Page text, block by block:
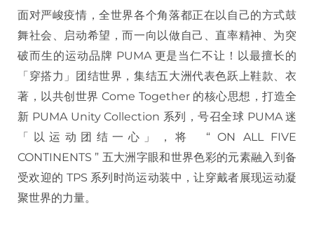
面对严峻疫情，全世界各个角落都正在以自己的方式鼓
舞社会、启动希望，而一向以做自己、直率精神、为突
破而生的运动品牌 PUMA 更是当仁不让！以最擅长的
「穿搭力」团结世界，集结五大洲代表色跃上鞋款、衣
著，以共创世界 Come Together 的核心思想，打造全
新 PUMA Unity Collection 系列，号召全球 PUMA 迷
「以运动团结一心」，将 “ ON ALL FIVE
CONTINENTS ” 五大洲字眼和世界色彩的元素融入到备
受欢迎的 TPS 系列时尚运动装中，让穿戴者展现运动凝
聚世界的力量。